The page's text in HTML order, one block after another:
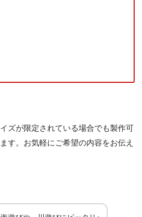
ズが限定されている場合でも製作可
す。お気軽にご希望の内容をお伝え